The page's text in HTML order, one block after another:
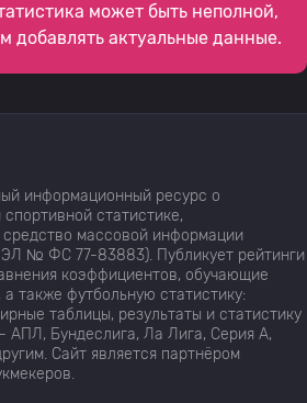
может быть неполной,
добавлять актуальные данные.
информационный ресурс о
статистике,
средство массовой информации
№ ФС 77-83883). Публикует рейтинги
коэффициентов, обучающие
также футбольную статистику:
таблицы, результаты и статистику
АПЛ, Бундеслига, Ла Лига, Серия А,
Сайт является партнёром